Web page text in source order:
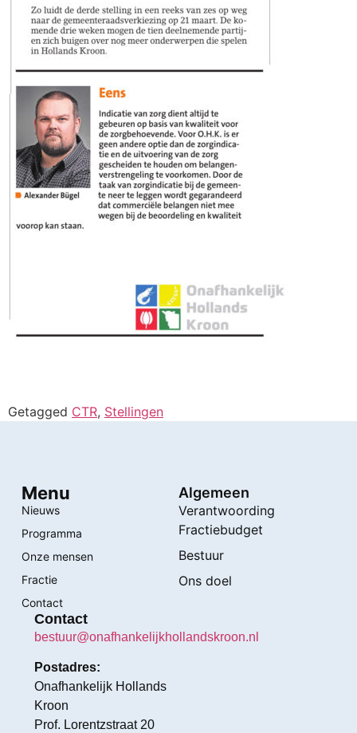
Getagged CTR, Stellingen
Menu
Nieuws
Programma
Onze mensen
Fractie
Contact
Algemeen
Verantwoording
Fractiebudget
Bestuur
Ons doel
Contact
bestuur@onafhankelijkhollandskroon.nl
Postadres:
Onafhankelijk Hollands
Kroon
Prof. Lorentzstraat 20